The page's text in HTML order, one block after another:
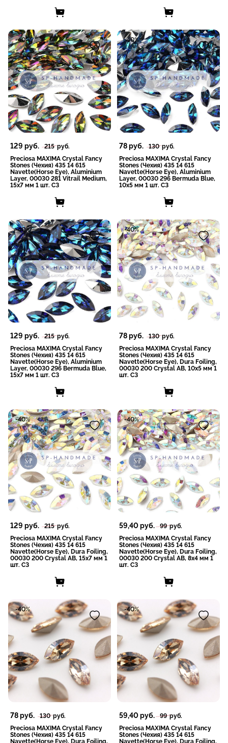
129 руб. 215руб.
Preciosa MAXIMA Crystal Fancy
Stones (Чехия) 435 14 615
Navette(Horse Eye), Aluminium
Layer, 00030 281 Vitrail Medium,
15x7 мм 1 шт. СЗ
-40%
78руб. 130руб.
Preciosa MAXIMA Crystal Fancy
Stones (Чехия) 435 14 615
Navette(Horse Eye), Aluminium
Layer, 00030 296 Bermuda Blue,
10x5 мм 1 шт. СЗ
-40%
129 руб. 215руб.
Preciosa MAXIMA Crystal Fancy
Stones (Чехия) 435 14 615
Navette(Horse Eye), Aluminium
Layer, 00030 296 Bermuda Blue,
15x7 мм 1 шт. СЗ
-40%
78руб. 130руб.
Preciosa MAXIMA Crystal Fancy
Stones (Чехия) 435 14 615
Navette(Horse Eye), Dura Foiling,
00030 200 Crystal AB, 10x5 мм 1
шт. СЗ
-40%
129 руб. 215руб.
Preciosa MAXIMA Crystal Fancy
Stones (Чехия) 435 14 615
Navette(Horse Eye), Dura Foiling,
00030 200 Crystal AB, 15x7 мм 1
шт. СЗ
-40%
59,40руб. 99руб.
Preciosa MAXIMA Crystal Fancy
Stones (Чехия) 435 14 615
Navette(Horse Eye), Dura Foiling,
00030 200 Crystal AB, 8x4 мм 1
шт. СЗ
-40%
78руб. 130руб.
Preciosa MAXIMA Crystal Fancy
Stones (Чехия) 435 14 615
-40%
59,40руб. 99руб.
Preciosa MAXIMA Crystal Fancy
Stones (Чехия) 435 14 615
-40%